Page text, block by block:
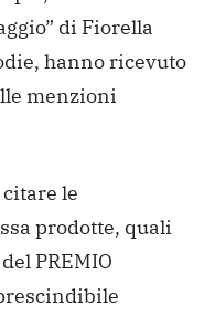
di Fiorella
hanno ricevuto
menzioni
le
prodotte, quali
PREMIO